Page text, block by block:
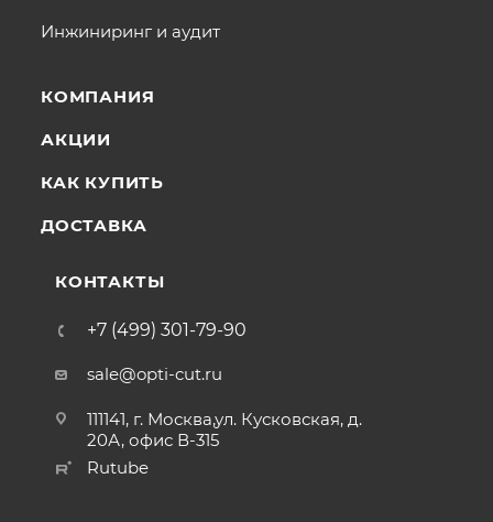
Инжиниринг и аудит
КОМПАНИЯ
АКЦИИ
КАК КУПИТЬ
ДОСТАВКА
КОНТАКТЫ
+7 (499) 301-79-90
sale@opti-cut.ru
111141, г. Москва,ул. Кусковская, д.
20А, офис В-315
Rutube